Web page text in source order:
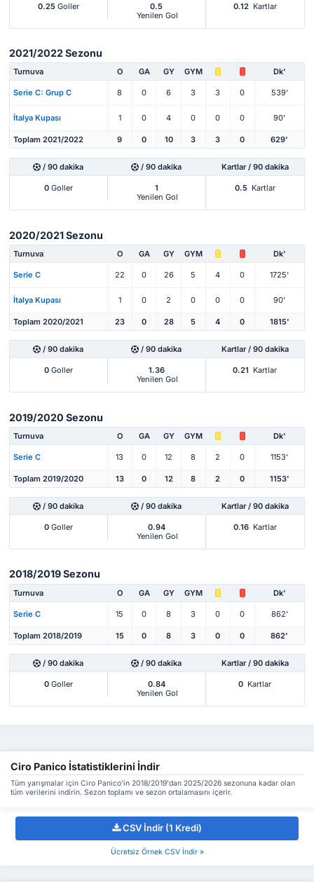
0.25Goller
0.5
Yenilen Gol
0.12 Kartlar
2021/2022 Sezonu
Turnuva O GA GY GYM Dk'
Serie C: Grup C 8 0 6 3 3 0 539'
İtalya Kupası 1 0 4 0 0 0 90'
Toplam 2021/2022 9 0 10 3 3 0 629'
/ 90 dakika / 90 dakika Kartlar / 90 dakika
0Goller
1
Yenilen Gol
0.5 Kartlar
2020/2021 Sezonu
Turnuva O GA GY GYM Dk'
Serie C 22 0 26 5 4 0 1725'
İtalya Kupası 1 0 2 0 0 0 90'
Toplam 2020/2021 23 0 28 5 4 0 1815'
/ 90 dakika / 90 dakika Kartlar / 90 dakika
0Goller
1.36
Yenilen Gol
0.21 Kartlar
2019/2020 Sezonu
Turnuva O GA GY GYM Dk'
Serie C 13 0 12 8 2 0 1153'
Toplam 2019/2020 13 0 12 8 2 0 1153'
/ 90 dakika / 90 dakika Kartlar / 90 dakika
0Goller
0.94
Yenilen Gol
0.16 Kartlar
2018/2019 Sezonu
Turnuva O GA GY GYM Dk'
Serie C 15 0 8 3 0 0 862'
Toplam 2018/2019 15 0 8 3 0 0 862'
/ 90 dakika / 90 dakika Kartlar / 90 dakika
0Goller
0.84
Yenilen Gol
0 Kartlar
Ciro Panico İstatistiklerini İndir
Tüm yarışmalar için Ciro Panico'in 2018/2019'dan 2025/2026 sezonuna kadar olan
tüm verilerini indirin. Sezon toplamı ve sezon ortalamasını içerir.
CSV İndir (1 Kredi)
Ücretsiz Örnek CSV İndir »